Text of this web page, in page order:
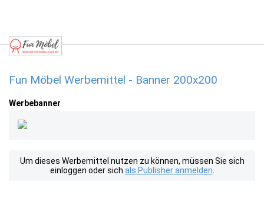
Fun Möbel Werbemittel - Banner 200x200
Werbebanner
Um dieses Werbemittel nutzen zu können, müssen Sie sich
einloggen oder sich als Publisher anmelden